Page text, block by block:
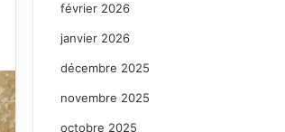
février 2026
janvier 2026
décembre 2025
novembre 2025
octobre 2025